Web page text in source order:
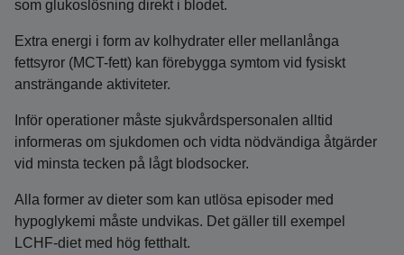
som glukoslösning direkt i blodet.
Extra energi i form av kolhydrater eller mellanlånga
fettsyror (MCT-fett) kan förebygga symtom vid fysiskt
ansträngande aktiviteter.
Inför operationer måste sjukvårdspersonalen alltid
informeras om sjukdomen och vidta nödvändiga åtgärder
vid minsta tecken på lågt blodsocker.
Alla former av dieter som kan utlösa episoder med
hypoglykemi måste undvikas. Det gäller till exempel
LCHF-diet med hög fetthalt.